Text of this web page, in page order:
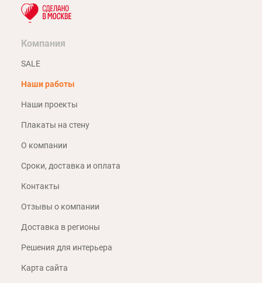
Компания
SALE
Наши работы
Наши проекты
Плакаты на стену
О компании
Сроки, доставка и оплата
Контакты
Отзывы о компании
Доставка в регионы
Решения для интерьера
Карта сайта